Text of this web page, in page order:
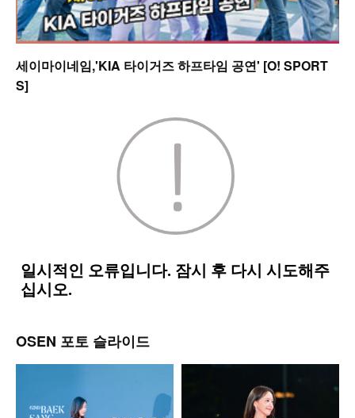
세이마이네임,'KIA 타이거즈 하프타임 공연' [O! SPORT
S]
OSEN 포토 슬라이드